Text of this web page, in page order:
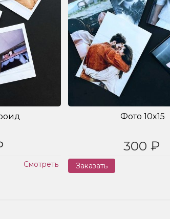
Смотреть
Фото 10x15
300 ₽
Заказать